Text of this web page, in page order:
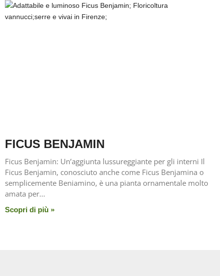
FICUS BENJAMIN
Ficus Benjamin: Un’aggiunta lussureggiante per gli interni Il
Ficus Benjamin, conosciuto anche come Ficus Benjamina o
semplicemente Beniamino, è una pianta ornamentale molto
amata per
Scopri di più »